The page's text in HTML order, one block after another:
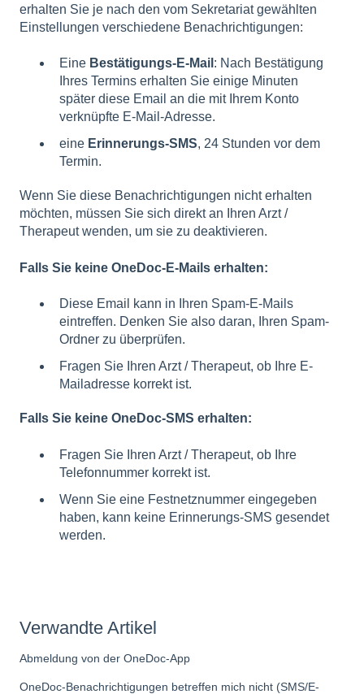
erhalten Sie je nach den vom Sekretariat gewählten
Einstellungen verschiedene Benachrichtigungen:
Eine Bestätigungs-E-Mail : Nach Bestätigung
Ihres Termins erhalten Sie einige Minuten
später diese Email an die mit Ihrem Konto
verknüpfte E-Mail-Adresse.
eine Erinnerungs-SMS, 24 Stunden vor dem
Termin.
Wenn Sie diese Benachrichtigungen nicht erhalten
möchten, müssen Sie sich direkt an Ihren Arzt /
Therapeut wenden, um sie zu deaktivieren.
Falls Sie keine OneDoc-E-Mails erhalten:
Diese Email kann in Ihren Spam-E-Mails
eintreffen. Denken Sie also daran, Ihren Spam-
Ordner zu überprüfen.
Fragen Sie Ihren Arzt / Therapeut, ob Ihre E-
Mailadresse korrekt ist.
Falls Sie keine OneDoc-SMS erhalten:
Fragen Sie Ihren Arzt / Therapeut, ob Ihre
Telefonnummer korrekt ist.
Wenn Sie eine Festnetznummer eingegeben
haben, kann keine Erinnerungs-SMS gesendet
werden.
Verwandte Artikel
Abmeldung von der OneDoc-App
OneDoc-Benachrichtigungen betreffen mich nicht (SMS/E-